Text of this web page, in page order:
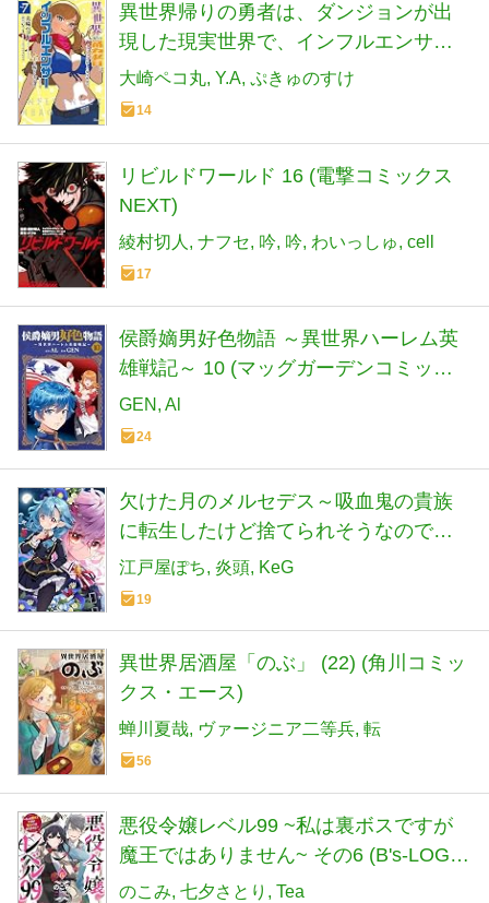
異世界帰りの勇者は、ダンジョンが出
現した現実世界で、インフルエンサー
になって金を稼ぎます! 7 (ヒューコミッ
クス)
大崎ペコ丸 Y.A ぷきゅのすけ
14
リビルドワールド 16 (電撃コミックス
NEXT)
綾村切人 ナフセ 吟 吟 わいっしゅ cell
17
侯爵嫡男好色物語 ～異世界ハーレム英
雄戦記～ 10 (マッグガーデンコミック
Beat'sシリーズ)
GEN Al
24
欠けた月のメルセデス～吸血鬼の貴族
に転生したけど捨てられそうなのでダ
ンジョンを制覇する～＠COMIC 第6巻
(コロナ・コミックス)
江戸屋ぽち 炎頭 KeG
19
異世界居酒屋「のぶ」 (22) (角川コミッ
クス・エース)
蝉川夏哉 ヴァージニア二等兵 転
56
悪役令嬢レベル99 ~私は裏ボスですが
魔王ではありません~ その6 (B's-LOG
COMICS)
のこみ 七夕さとり Tea